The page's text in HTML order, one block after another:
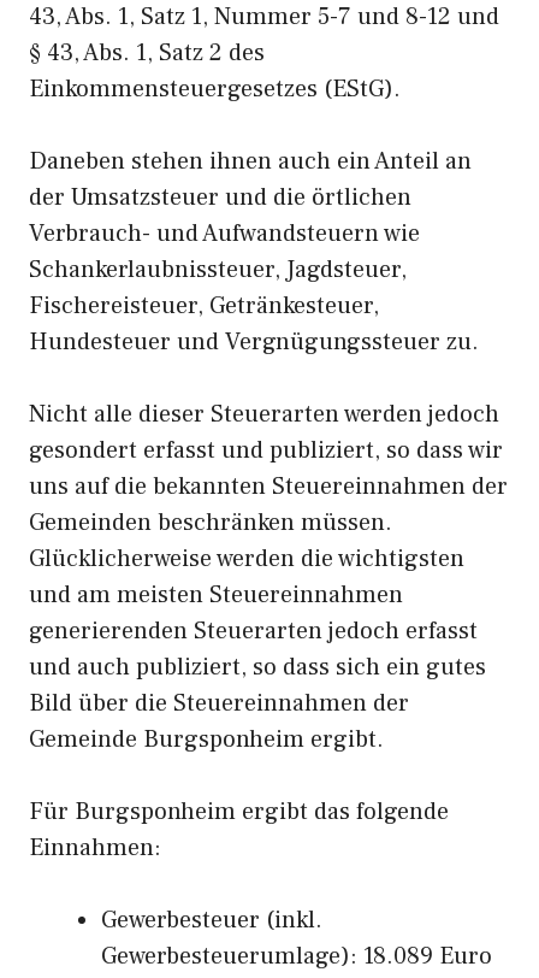
43, Abs. 1, Satz 1, Nummer 5-7 und 8-12 und
§ 43, Abs. 1, Satz 2 des
Einkommensteuergesetzes (EStG).
Daneben stehen ihnen auch ein Anteil an
der Umsatzsteuer und die örtlichen
Verbrauch- und Aufwandsteuern wie
Schankerlaubnissteuer, Jagdsteuer,
Fischereisteuer, Getränkesteuer,
Hundesteuer und Vergnügungssteuer zu.
Nicht alle dieser Steuerarten werden jedoch
gesondert erfasst und publiziert, so dass wir
uns auf die bekannten Steuereinnahmen der
Gemeinden beschränken müssen.
Glücklicherweise werden die wichtigsten
und am meisten Steuereinnahmen
generierenden Steuerarten jedoch erfasst
und auch publiziert, so dass sich ein gutes
Bild über die Steuereinnahmen der
Gemeinde Burgsponheim ergibt.
Für Burgsponheim ergibt das folgende
Einnahmen:
Gewerbesteuer (inkl.
Gewerbesteuerumlage): 18.089 Euro